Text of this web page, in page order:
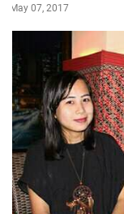
May 07, 2017